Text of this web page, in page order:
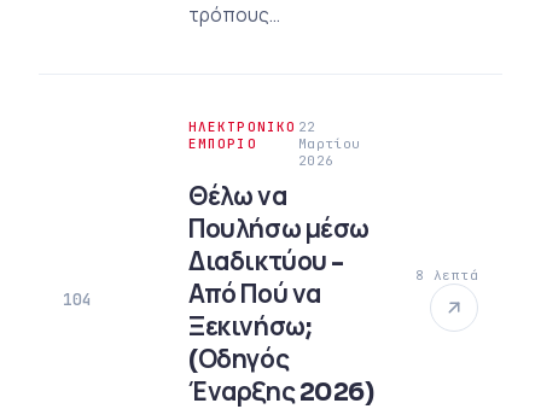
τρόπους
Google. Εντοπίστε
τις κρυφές απώλειες
στις αναφορές,
μάθετε
επαγγελματικές
στρατηγικές για την
επιλογή διαφανούς
πρακτορείου.
104
ΗΛΕΚΤΡΟΝΙΚΌ
ΕΜΠΌΡΙΟ
22
Μαρτίου
2026
Θέλω να
Πουλήσω μέσω
Διαδικτύου -
Από Πού να
Ξεκινήσω;
(Οδηγός
Έναρξης 2026)
8 λεπτά